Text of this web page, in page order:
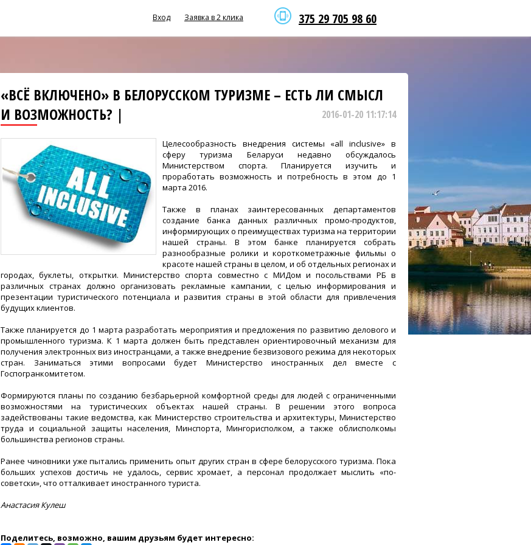
375 29 705 98 60
Вход Заявка в 2 клика
«ВСЁ ВКЛЮЧЕНО» В БЕЛОРУССКОМ ТУРИЗМЕ – ЕСТЬ ЛИ СМЫСЛ
И ВОЗМОЖНОСТЬ? |
2016-01-20 11:17:14
Целесообразность внедрения системы «all inclusive» в
сферу туризма Беларуси недавно обсуждалось
Министерством спорта. Планируется изучить и
проработать возможность и потребность в этом до 1
марта 2016.
Также в планах заинтересованных департаментов
создание банка данных различных промо-продуктов,
информирующих о преимуществах туризма на территории
нашей страны. В этом банке планируется собрать
разнообразные ролики и короткометражные фильмы о
красоте нашей страны в целом, и об отдельных регионах и
городах, буклеты, открытки. Министерство спорта совместно с МИДом и посольствами РБ в
различных странах должно организовать рекламные кампании, с целью информирования и
презентации туристического потенциала и развития страны в этой области для привлечения
будущих клиентов.
Также планируется до 1 марта разработать мероприятия и предложения по развитию делового и
промышленного туризма. К 1 марта должен быть представлен ориентировочный механизм для
получения электронных виз иностранцами, а также внедрение безвизового режима для некоторых
стран. Заниматься этими вопросами будет Министерство иностранных дел вместе с
Госпогранкомитетом.
Формируются планы по созданию безбарьерной комфортной среды для людей с ограниченными
возможностями на туристических объектах нашей страны. В решении этого вопроса
задействованы такие ведомства, как Министерство строительства и архитектуры, Министерство
труда и социальной защиты населения, Минспорта, Мингорисполком, а также облисполкомы
большинства регионов страны.
Ранее чиновники уже пытались применить опыт других стран в сфере белорусского туризма. Пока
больших успехов достичь не удалось, сервис хромает, а персонал продолжает мыслить «по-
советски», что отталкивает иностранного туриста.
Анастасия Кулеш
Поделитесь, возможно, вашим друзьям будет интересно: